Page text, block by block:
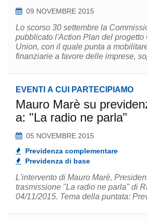
09 NOVEMBRE 2015
Lo scorso 30 settembre la
pubblicato l'Action Plan del progetto
Union, con il quale punta a
finanziarie a favore delle imprese,
EVENTI A CUI PARTECIPIAMO
Mauro Marè su
a: "La radio ne parla"
05 NOVEMBRE 2015
Previdenza complementare
Previdenza di base
L'intervento di Mauro Marè,
trasmissione "La radio ne parla" di
04/11/2015. Tema della puntata: